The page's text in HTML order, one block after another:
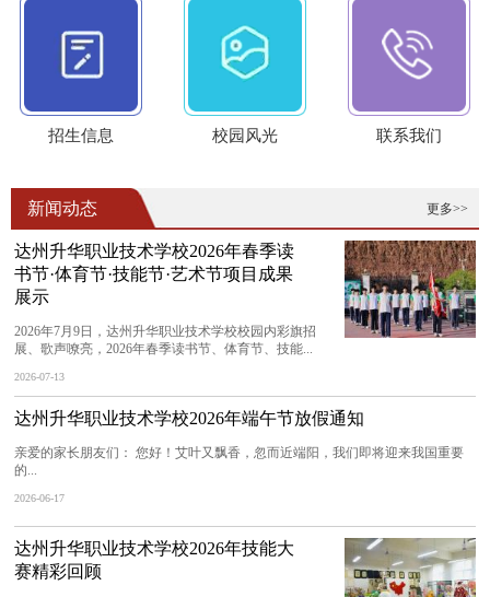
招生信息 校园风光 联系我们
更多>>
新闻动态
达州升华职业技术学校2026年春季读
书节·体育节·技能节·艺术节项目成果
展示
2026年7月9日，达州升华职业技术学校校园内彩旗招
展、歌声嘹亮，2026年春季读书节、体育节、技能...
2026-07-13
达州升华职业技术学校2026年端午节放假通知
亲爱的家长朋友们： 您好！艾叶又飘香，忽而近端阳，我们即将迎来我国重要
的...
2026-06-17
达州升华职业技术学校2026年技能大
赛精彩回顾